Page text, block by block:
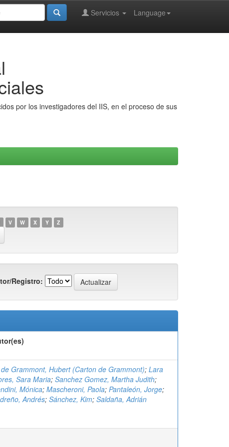
Language
Servicios
por los investigadores del IIS, en el proceso de sus
V W X Y Z
Registro:
Grammont, Hubert (Carton de Grammont); Lara
Sara Maria; Sanchez Gomez, Martha Judith;
Mónica; Mascheroni, Paola; Pantaleón, Jorge;
Andrés; Sánchez, Kim; Saldaña, Adrián